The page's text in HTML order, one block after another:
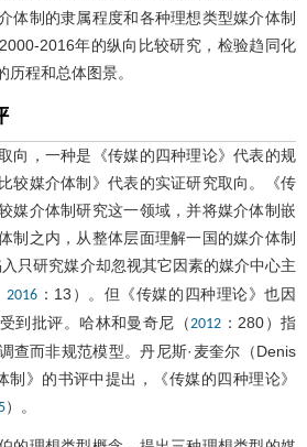
体制的隶属程度和各种理想类型媒介体制
2016年的纵向比较研究，检验趋同化
程和总体图景。
向，一种是《传媒的四种理论》代表的规
较媒介体制》代表的实证研究取向。《传
媒介体制研究这一领域，并将媒介体制嵌
制之内，从整体层面理解一国的媒介体制
只研究媒介却忽视其它因素的媒介中心主
2016：13）。但《传媒的四种理论》也因
到批评。哈林和曼奇尼（2012 ：280）指
查而非规范模型。丹尼斯·麦奎尔（Denis
制》的书评中提出，《传媒的四种理论》
）。